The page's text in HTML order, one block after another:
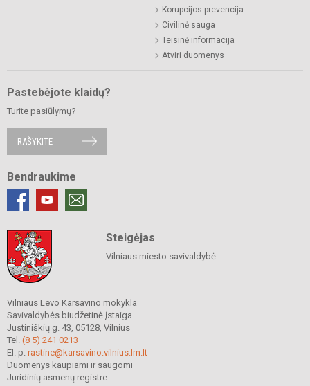
Korupcijos prevencija
Civilinė sauga
Teisinė informacija
Atviri duomenys
Pastebėjote klaidų?
Turite pasiūlymų?
RAŠYKITE
Bendraukime
Steigėjas
Vilniaus miesto savivaldybė
Vilniaus Levo Karsavino mokykla
Savivaldybės biudžetinė įstaiga
Justiniškių g. 43, 05128, Vilnius
Tel. (8 5) 241 0213
El. p. rastine@karsavino.vilnius.lm.lt
Duomenys kaupiami ir saugomi
Juridinių asmenų registre